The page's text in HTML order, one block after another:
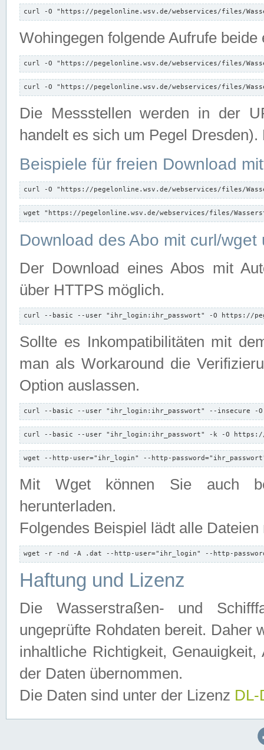
curl -O "https://pegelonline.wsv.de/webservices/files/
Wohingegen folgende Aufrufe beide
curl -O "https://pegelonline.wsv.de/webservices/files/
curl -O "https://pegelonline.wsv.de/webservices/files/
Die Messstellen werden in der
handelt es sich um Pegel
Beispiele für freien Download
curl -O "https://pegelonline.wsv.de/webservices/files/
wget "https://pegelonline.wsv.de/webservices/files/
Download des Abo mit curl/
Der Download eines Abos mit
über HTTPS möglich.
curl --basic --user "ihr_login:ihr_passwort" -O https://
Sollte es Inkompatibilitäten mit
man als Workaround die
Option auslassen.
curl --basic --user "ihr_login:ihr_passwort" --insecure -
curl --basic --user "ihr_login:ihr_passwort" -k -O
wget --http-user="ihr_login" --http-
Mit Wget können Sie auch
herunterladen.
Folgendes Beispiel lädt alle
wget -r -nd -A .dat --http-user="ihr_login" --http-
Haftung und Lizenz
Die Wasserstraßen- und
ungeprüfte Rohdaten bereit. Daher
inhaltliche Richtigkeit,
der Daten übernommen.
Die Daten sind unter der Lizenz